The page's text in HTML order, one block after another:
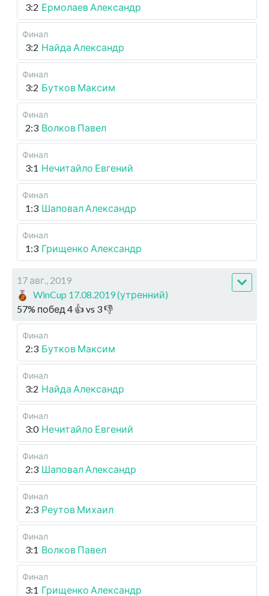
3:2 Ермолаев Александр
Финал
3:2 Найда Александр
Финал
3:2 Бутков Максим
Финал
2:3 Волков Павел
Финал
3:1 Нечитайло Евгений
Финал
1:3 Шаповал Александр
Финал
1:3 Грищенко Александр
17 авг., 2019
WinCup 17.08.2019 (утренний)
57% побед 4 👍 vs 3👎
Финал
2:3 Бутков Максим
Финал
3:2 Найда Александр
Финал
3:0 Нечитайло Евгений
Финал
2:3 Шаповал Александр
Финал
2:3 Реутов Михаил
Финал
3:1 Волков Павел
Финал
3:1 Грищенко Александр